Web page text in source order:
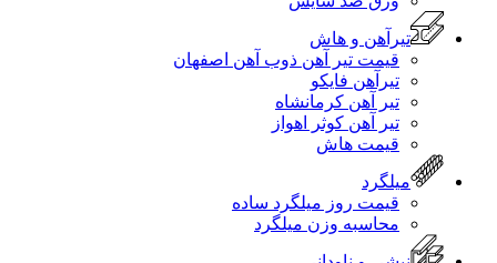
تیرآهن و هاش
قیمت تیر آهن ذوب آهن اصفهان
تیرآهن فایکو
تیر آهن کرمانشاه
تیر آهن کوثر اهواز
قیمت هاش
میلگرد
قیمت روز میلگرد ساده
محاسبه وزن میلگرد